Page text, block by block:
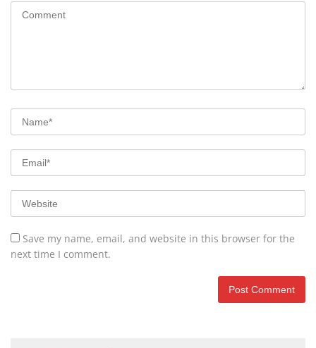
Save my name, email, and website in this browser for the
next time I comment.